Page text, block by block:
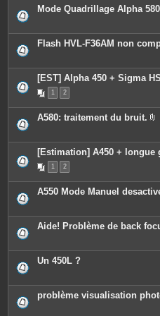
Mode Quadrillage Alpha
Flash HVL-F36AM non
[EST] Alpha 450 + Sigma
1 2
A580: traitement du bruit.
è
c
o
i
e
s
[Estimation] A450 + longue
1 2
A550 Mode Manuel
Aide! Problème de back
Un 450L ?
problème visualisation